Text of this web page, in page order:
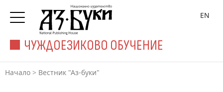
ЧУЖДОЕЗИКОВО ОБУЧЕНИЕ
EN
Начало > Вестник "Аз-буки"